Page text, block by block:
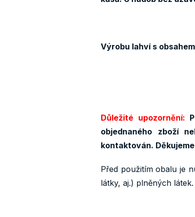
Výrobu lahví s
Důležité upozornění:
objednaného zboží
kontaktován.
Před použitím obalu je
látky, aj.) plněných látek.